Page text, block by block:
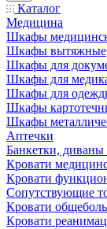
Каталог
Медицина
Шкафы
Шкафы вытяжные
Шкафы для
Шкафы для
Шкафы для
Шкафы
Шкафы
Аптечки
Банкетки,
Кровати
Кровати
Сопутствующие
Кровати
Кровати